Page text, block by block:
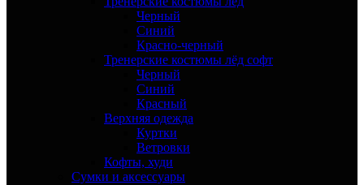
Черный
Синий
Красно-черный
Тренерские костюмы лёд софт
Черный
Синий
Красный
Верхняя одежда
Куртки
Ветровки
Кофты, худи
Сумки и аксессуары